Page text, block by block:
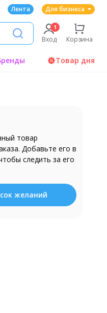
Лента Для бизнеса
Вход Корзина
Товар дня
товар
Добавьте его в
следить за его
желаний